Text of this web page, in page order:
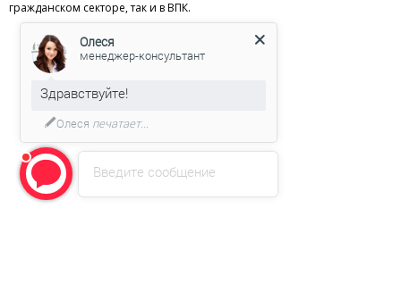
гражданском секторе, так и в ВПК.
Введите сообщение
Олеся
менеджер-консультант
Здравствуйте!
Олеся печатает...